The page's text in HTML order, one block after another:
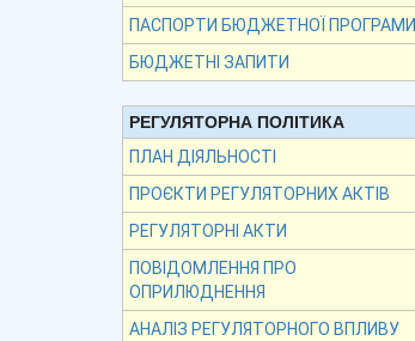
ПАСПОРТИ БЮДЖЕТНОЇ ПРОГРАМИ
БЮДЖЕТНІ ЗАПИТИ
РЕГУЛЯТОРНА ПОЛІТИКА
ПЛАН ДІЯЛЬНОСТІ
ПРОЄКТИ РЕГУЛЯТОРНИХ АКТІВ
РЕГУЛЯТОРНІ АКТИ
ПОВІДОМЛЕННЯ ПРО
ОПРИЛЮДНЕННЯ
АНАЛІЗ РЕГУЛЯТОРНОГО ВПЛИВУ